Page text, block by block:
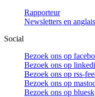
Rapporteur
Newsletters en anglais
Social
Bezoek ons op
Bezoek ons op
Bezoek ons op rss-
Bezoek ons op
Bezoek ons op